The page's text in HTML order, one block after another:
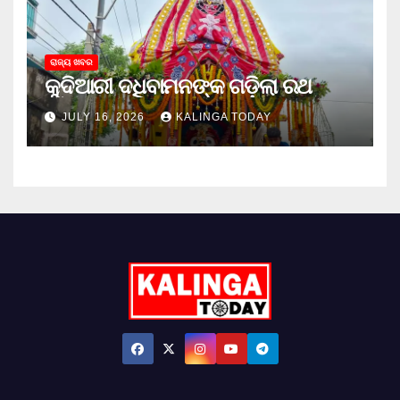
ରାଜ୍ୟ ଖବର
କୁଦିଆରୀ ଦଧିବାମନଙ୍କ ଗଡ଼ିଲା ରଥ
JULY 16, 2026 KALINGA TODAY